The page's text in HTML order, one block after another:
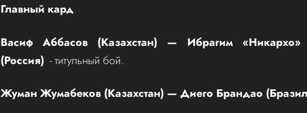
Главный кард
Васиф Аббасов (Казахстан) — Ибрагим «Никархо»
(Россия) - титульный бой.
Жуман Жумабеков (Казахстан) — Диего Брандао